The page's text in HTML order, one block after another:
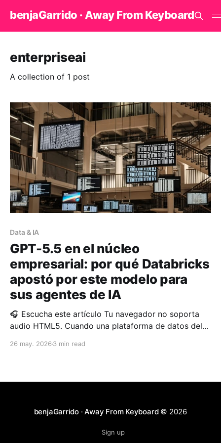
benjaGarrido · Away From Keyboard
enterpriseai
A collection of 1 post
Data & IA
GPT-5.5 en el núcleo
empresarial: por qué Databricks
apostó por este modelo para
sus agentes de IA
🎧 Escucha este artículo Tu navegador no soporta
audio HTML5. Cuando una plataforma de datos del
sus flujos de trabajo agénticos, no lo hace por moda.
26 may. 2026 3 min read
benjaGarrido · Away From Keyboard© 2026
Sign up